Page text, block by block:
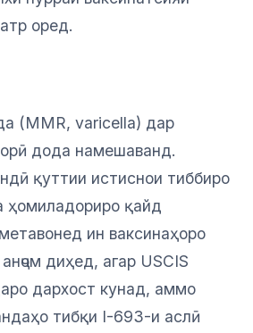
оред.
(MMR, varicella) дар
дода намешаванд.
қуттии истиснои тиббиро
ҳомиладориро қайд
ин ваксинаҳоро
диҳед, агар USCIS
дархост кунад, аммо
тибқи I-693-и аслӣ